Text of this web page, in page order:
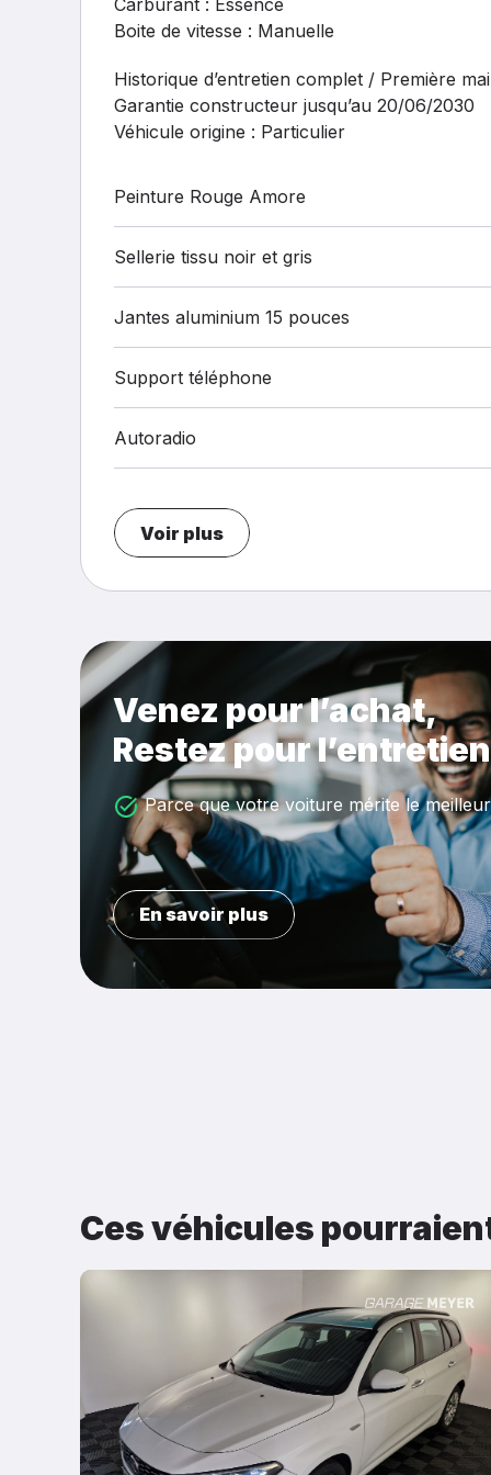
Boite de vitesse : Manuelle
Historique d’entretien complet / Première
Garantie constructeur jusqu’au 20/06/2030
Véhicule origine : Particulier
Peinture Rouge Amore
Sellerie tissu noir et gris
Jantes aluminium 15 pouces
Support téléphone
Autoradio
Voir plus
Venez pour l’achat,
Restez pour
Parce que votre voiture mérite le meilleur
En savoir plus
Ces véhicules